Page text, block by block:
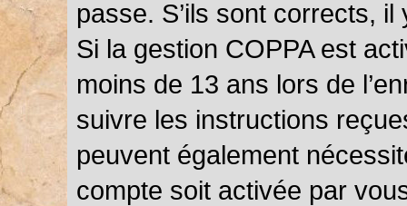
passe. S’ils sont corrects,
Si la gestion COPPA est
moins de 13 ans lors de
suivre les instructions
peuvent également
compte soit activée par